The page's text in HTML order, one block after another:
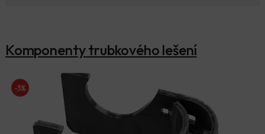
Komponenty trubkového lešení
-3%